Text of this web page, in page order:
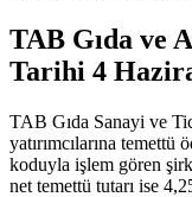
TAB Gıda ve
Tarihi 4
TAB Gıda Sanayi ve
yatırımcılarına
koduyla işlem gören
net temettü tutarı ise